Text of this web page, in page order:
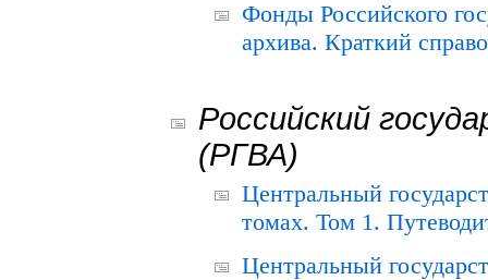
Фонды Российского
архива. Краткий
Российский
(РГВА)
Центральный
томах. Том 1.
Центральный